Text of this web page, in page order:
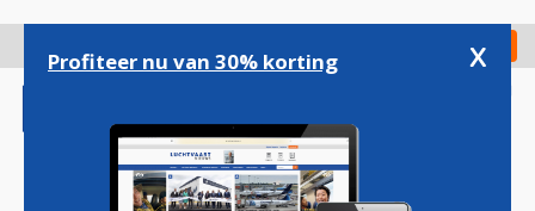
gaan
Check in
Profiteer nu van 30% korting x